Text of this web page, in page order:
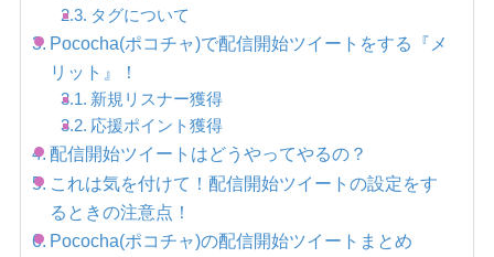
タグについて
Pococha(ポコチャ)で配信開始ツイートをする『メ
リット』！
新規リスナー獲得
応援ポイント獲得
配信開始ツイートはどうやってやるの？
これは気を付けて！配信開始ツイートの設定をす
るときの注意点！
Pococha(ポコチャ)の配信開始ツイートまとめ